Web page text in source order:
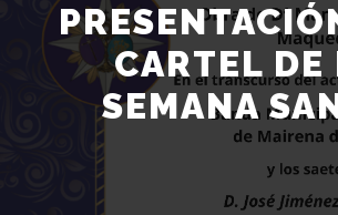
CARTEL DE
SEMANA